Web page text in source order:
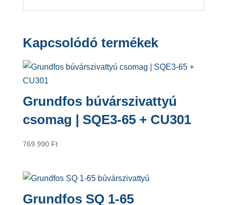
Kapcsolódó termékek
Grundfos búvárszivattyú
csomag | SQE3-65 + CU301
769 990 Ft
Grundfos SQ 1-65